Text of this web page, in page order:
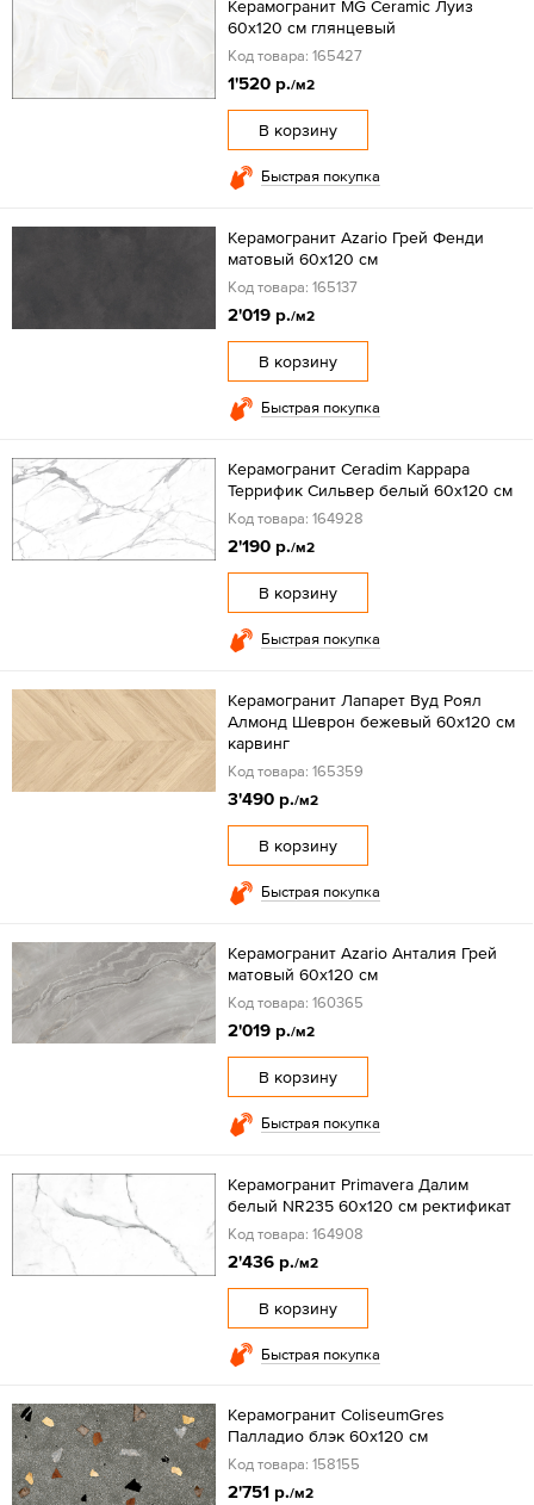
Керамогранит MG Ceramic Луиз
60x120 см глянцевый
Код товара: 165427
1'520 р./м2
В корзину
Быстрая покупка
Керамогранит Azario Грей Фенди
матовый 60x120 см
Код товара: 165137
2'019 р./м2
В корзину
Быстрая покупка
Керамогранит Ceradim Каррара
Террифик Сильвер белый 60x120 см
Код товара: 164928
2'190 р./м2
В корзину
Быстрая покупка
Керамогранит Лапарет Вуд Роял
Алмонд Шеврон бежевый 60x120 см
карвинг
Код товара: 165359
3'490 р./м2
В корзину
Быстрая покупка
Керамогранит Azario Анталия Грей
матовый 60x120 см
Код товара: 160365
2'019 р./м2
В корзину
Быстрая покупка
Керамогранит Primavera Далим
белый NR235 60x120 см ректификат
Код товара: 164908
2'436 р./м2
В корзину
Быстрая покупка
Керамогранит ColiseumGres
Палладио блэк 60x120 см
Код товара: 158155
2'751 р./м2